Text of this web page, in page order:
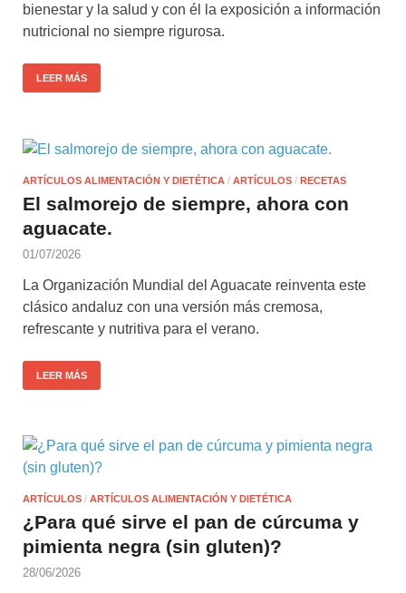
bienestar y la salud y con él la exposición a información
nutricional no siempre rigurosa.
LEER MÁS
ARTÍCULOS ALIMENTACIÓN Y DIETÉTICA / ARTÍCULOS / RECETAS
El salmorejo de siempre, ahora con
aguacate.
01/07/2026
La Organización Mundial del Aguacate reinventa este
clásico andaluz con una versión más cremosa,
refrescante y nutritiva para el verano.
LEER MÁS
ARTÍCULOS / ARTÍCULOS ALIMENTACIÓN Y DIETÉTICA
¿Para qué sirve el pan de cúrcuma y
pimienta negra (sin gluten)?
28/06/2026